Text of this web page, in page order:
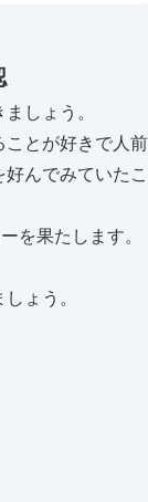
しょう。
ことが好きで人前
んでみていたこ
を果たします。
ょう。